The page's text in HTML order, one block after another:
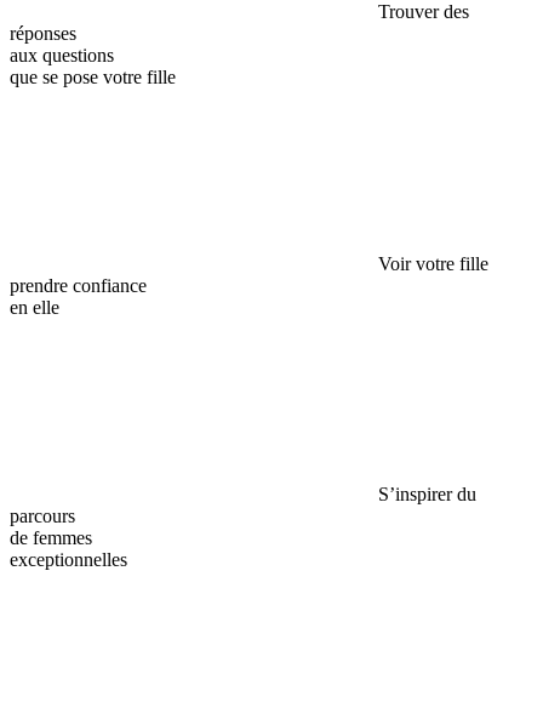
Trouver des
réponses
aux questions
que se pose votre fille
Voir votre fille
prendre confiance
en elle
S’inspirer du
parcours
de femmes
exceptionnelles